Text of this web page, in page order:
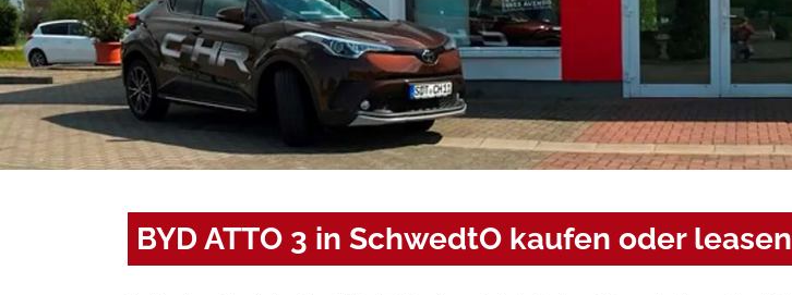
BYD ATTO 3 in SchwedtO kaufen oder leasen